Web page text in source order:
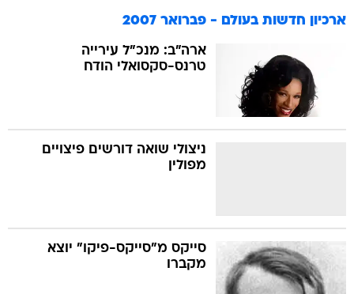
ארכיון חדשות בעולם - פברואר 2007
ארה"ב: מנכ"ל עירייה
טרנס-סקסואלי הודח
ניצולי שואה דורשים פיצויים
מפולין
סייקס מ"סייקס-פיקו" יוצא
מקברו